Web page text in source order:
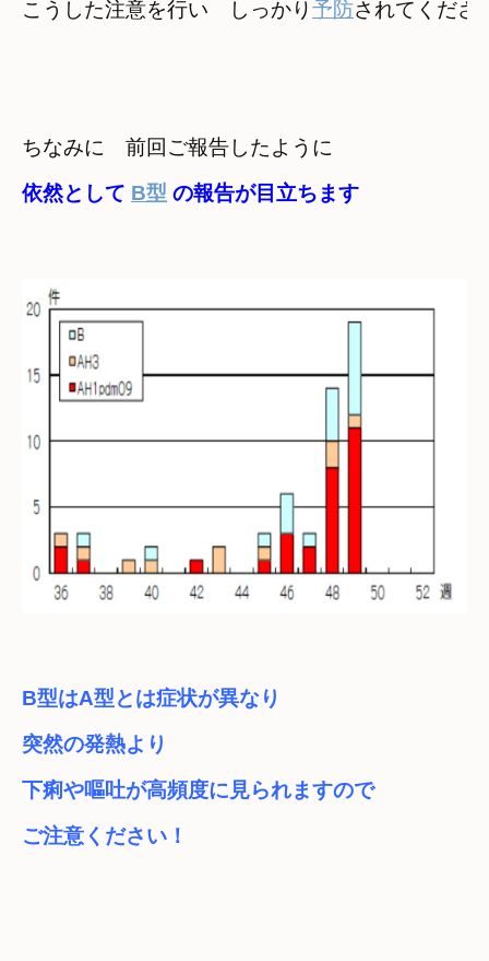
こうした注意を行い　しっかり予防されてくださ
依然として B型 の報告が目立ちます
B型はA型とは症状が異なり
突然の発熱より
下痢や嘔吐が高頻度に見られますので
ご注意ください！